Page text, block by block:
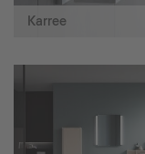
Karree